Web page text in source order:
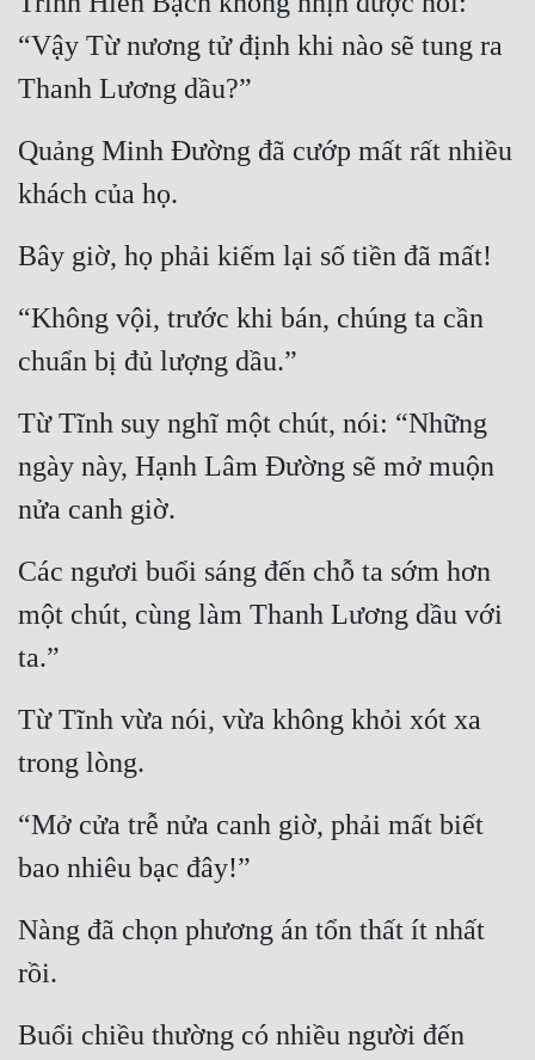
“Vậy Từ nương tử định khi nào sẽ tung ra
Thanh Lương dầu?”
Quảng Minh Đường đã cướp mất rất nhiều
khách của họ.
Bây giờ, họ phải kiếm lại số tiền đã mất!
“Không vội, trước khi bán, chúng ta cần
chuẩn bị đủ lượng dầu.”
Từ Tĩnh suy nghĩ một chút, nói: “Những
ngày này, Hạnh Lâm Đường sẽ mở muộn
nửa canh giờ.
Các ngươi buổi sáng đến chỗ ta sớm hơn
một chút, cùng làm Thanh Lương dầu với
ta.”
Từ Tĩnh vừa nói, vừa không khỏi xót xa
trong lòng.
“Mở cửa trễ nửa canh giờ, phải mất biết
bao nhiêu bạc đây!”
Nàng đã chọn phương án tổn thất ít nhất
rồi.
Buổi chiều thường có nhiều người đến